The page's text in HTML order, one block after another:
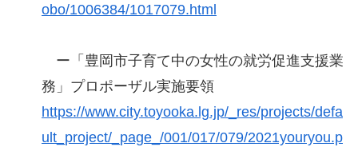
obo/1006384/1017079.html
ー「豊岡市子育て中の女性の就労促進支援業
務」プロポーザル実施要領
https://www.city.toyooka.lg.jp/_res/projects/defa
ult_project/_page_/001/017/079/2021youryou.p